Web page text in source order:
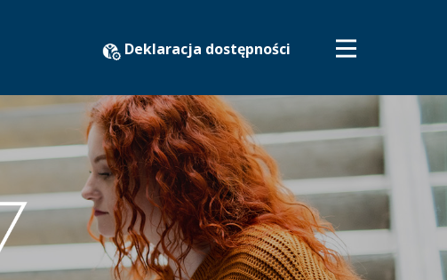
Deklaracja dostępności